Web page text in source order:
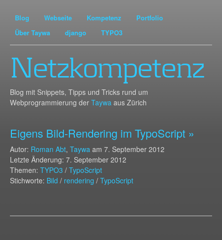
Blog Webseite Kompetenz
Portfolio
Über Taywa
django TYPO3
Netzkompetenz
Blog mit Snippets, Tipps und Tricks rund um
Webprogrammierung der Taywa aus Zürich
Eigens Bild-Rendering im TypoScript »
Autor: Roman Abt, Taywa am 7. September 2012
Letzte Änderung: 7. September 2012
Themen: TYPO3 / TypoScript
Stichworte: Bild / rendering / TypoScript